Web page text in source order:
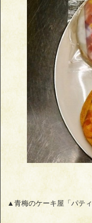
▲青梅のケーキ屋「パテ